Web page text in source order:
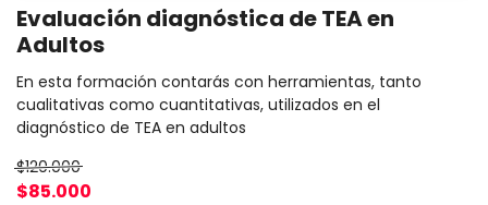
Evaluación diagnóstica de TEA en
Adultos
En esta formación contarás con herramientas, tanto
cualitativas como cuantitativas, utilizados en el
diagnóstico de TEA en adultos
$120.000
$85.000